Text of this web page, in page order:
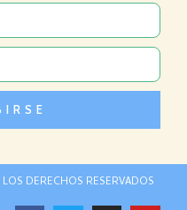
DERECHOS RESERVADOS